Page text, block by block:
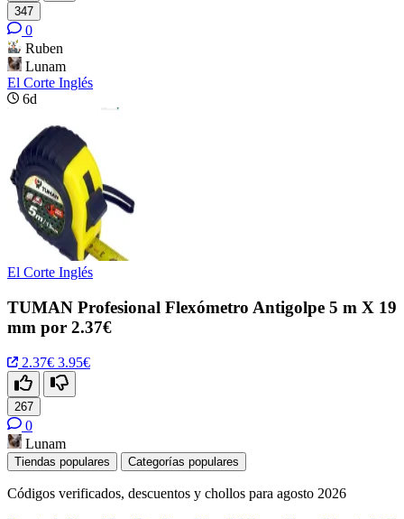
347
0
Ruben
Lunam
El Corte Inglés
6d
El Corte Inglés
TUMAN Profesional Flexómetro Antigolpe 5 m X 19
mm por 2.37€
2.37€ 3.95€
267
0
Lunam
Tiendas populares Categorías populares
Códigos verificados, descuentos y chollos para agosto 2026